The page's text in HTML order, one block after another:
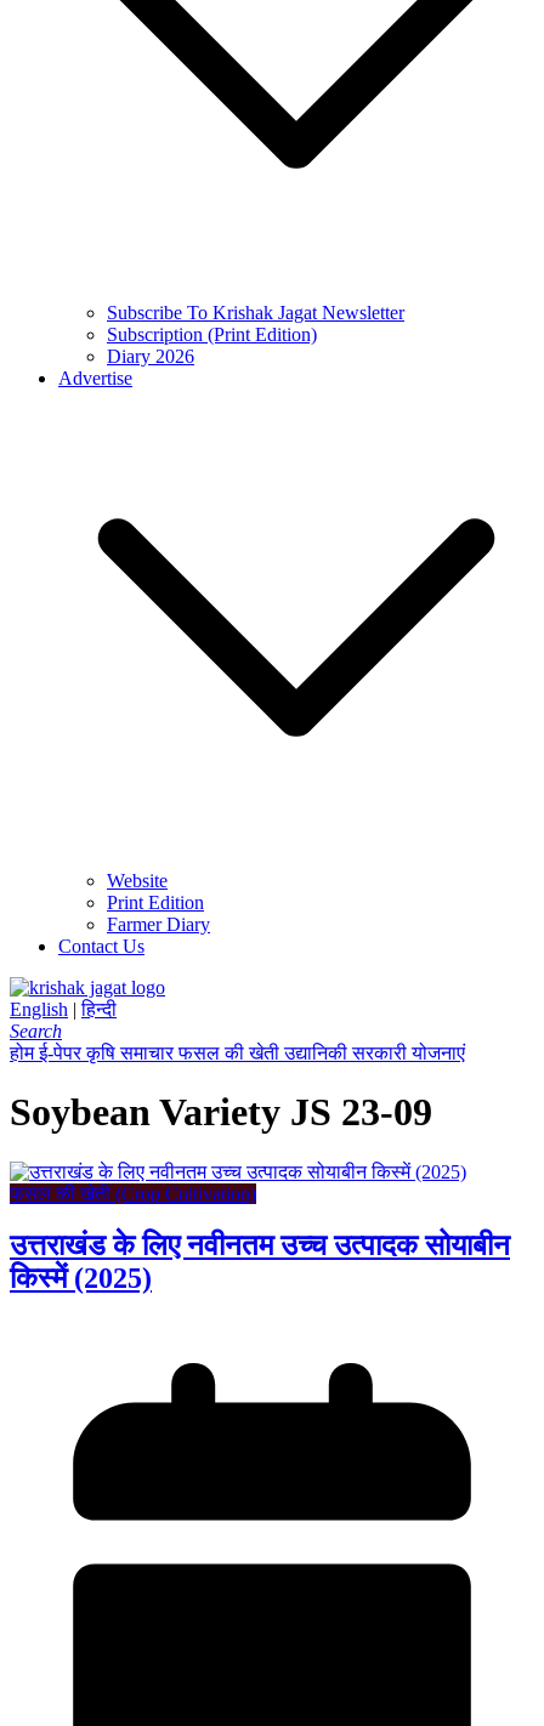
Subscribe To Krishak Jagat Newsletter
Subscription (Print Edition)
Diary 2026
Advertise
Website
Print Edition
Farmer Diary
Contact Us
English | हिन्दी
Search
होमई-पेपरकृषि समाचारफसल की खेतीउद्यानिकीसरकारी योजनाएं
Soybean Variety JS 23-09
फसल की खेती (Crop Cultivation)
उत्तराखंड के लिए नवीनतम उच्च उत्पादक सोयाबीन
किस्में (2025)